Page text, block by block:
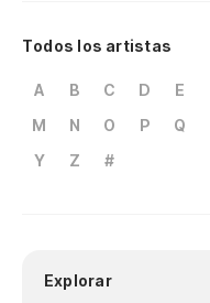
Todos los artistas
A B C D E
M
N O P Q
Y
Z #
Explorar